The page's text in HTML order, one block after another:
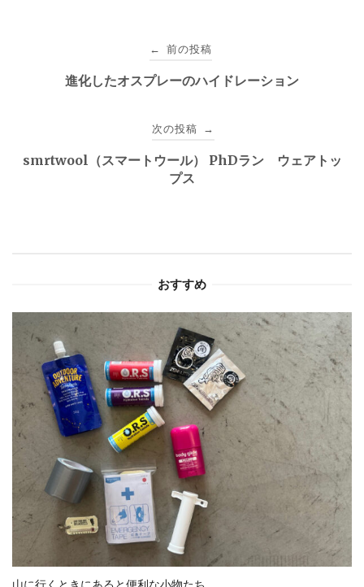
← 前の投稿
進化したオスプレーのハイドレーション
次の投稿 →
smrtwool（スマートウール） PhDラン ウェアトッ
プス
おすすめ